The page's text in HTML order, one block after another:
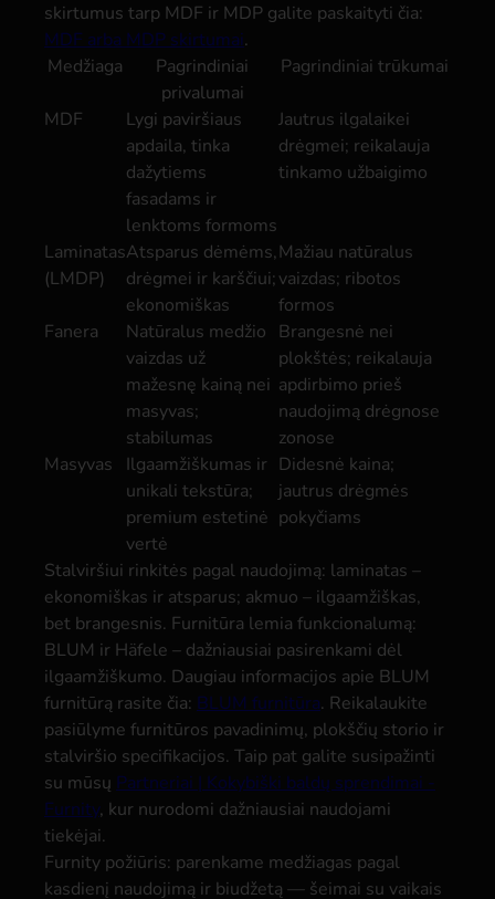
skirtumus tarp MDF ir MDP galite paskaityti čia:
MDF arba MDP skirtumai.
Medžiaga
Pagrindiniai
privalumai
Pagrindiniai trūkumai
MDF
Lygi paviršiaus
apdaila, tinka
dažytiems
fasadams ir
lenktoms formoms
Jautrus ilgalaikei
drėgmei; reikalauja
tinkamo užbaigimo
Laminatas
(LMDP)
Atsparus dėmėms,
drėgmei ir karščiui;
ekonomiškas
Mažiau natūralus
vaizdas; ribotos
formos
Fanera
Natūralus medžio
vaizdas už
mažesnę kainą nei
masyvas;
stabilumas
Brangesnė nei
plokštės; reikalauja
apdirbimo prieš
naudojimą drėgnose
zonose
Masyvas
Ilgaamžiškumas ir
unikali tekstūra;
premium estetinė
vertė
Didesnė kaina;
jautrus drėgmės
pokyčiams
Stalviršiui rinkitės pagal naudojimą: laminatas –
ekonomiškas ir atsparus; akmuo – ilgaamžiškas,
bet brangesnis. Furnitūra lemia funkcionalumą:
BLUM ir Häfele – dažniausiai pasirenkami dėl
ilgaamžiškumo. Daugiau informacijos apie BLUM
furnitūrą rasite čia: BLUM furnitūra. Reikalaukite
pasiūlyme furnitūros pavadinimų, plokščių storio ir
stalviršio specifikacijos. Taip pat galite susipažinti
su mūsų Partneriai | Kokybiški baldų sprendimai -
Furnity, kur nurodomi dažniausiai naudojami
tiekėjai.
Furnity požiūris: parenkame medžiagas pagal
kasdienį naudojimą ir biudžetą — šeimai su vaikais